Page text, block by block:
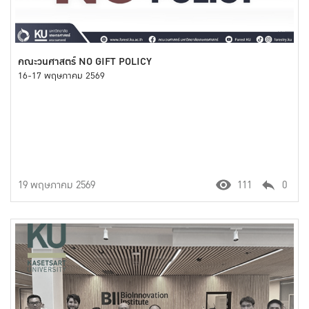
คณะวนศาสตร์ NO GIFT POLICY
16-17 พฤษภาคม 2569
19 พฤษภาคม 2569 111 0